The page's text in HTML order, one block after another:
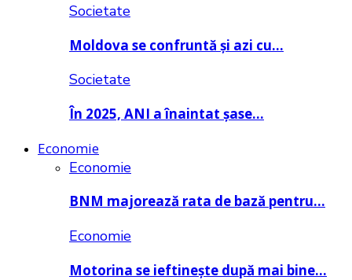
Societate
Moldova se confruntă și azi cu…
Societate
În 2025, ANI a înaintat șase…
Economie
Economie
BNM majorează rata de bază pentru…
Economie
Motorina se ieftinește după mai bine…